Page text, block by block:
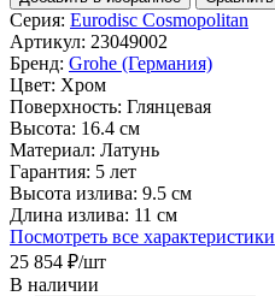
Серия: Eurodisc Cosmopolitan
Артикул: 23049002
Бренд: Grohe (Германия)
Цвет: Хром
Поверхность: Глянцевая
Высота: 16.4 см
Материал: Латунь
Гарантия: 5 лет
Высота излива: 9.5 см
Длина излива: 11 см
Посмотреть все характеристики
25 854 ₽/шт
В наличии